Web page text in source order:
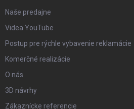
Naše predajne
Videa YouTube
Postup pre rýchle vybavenie reklamácie
Komerčné realizácie
O nás
3D návrhy
Zákaznícke referencie